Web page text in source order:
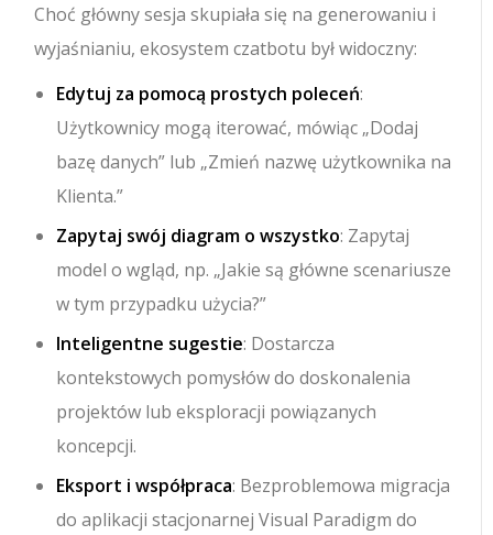
Choć główny sesja skupiała się na generowaniu i
wyjaśnianiu, ekosystem czatbotu był widoczny:
Edytuj za pomocą prostych poleceń:
Użytkownicy mogą iterować, mówiąc „Dodaj
bazę danych” lub „Zmień nazwę użytkownika na
Klienta.”
Zapytaj swój diagram o wszystko: Zapytaj
model o wgląd, np. „Jakie są główne scenariusze
w tym przypadku użycia?”
Inteligentne sugestie: Dostarcza
kontekstowych pomysłów do doskonalenia
projektów lub eksploracji powiązanych
koncepcji.
Eksport i współpraca: Bezproblemowa migracja
do aplikacji stacjonarnej Visual Paradigm do